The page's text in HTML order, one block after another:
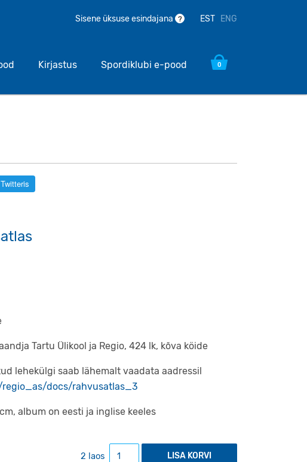
Sisene üksuse esindajana ? EST ENG
Kirjastus Spordiklubi e-pood 0
Tartu Ülikool ja Regio, 424 lk, kõva köide
lehekülgi saab lähemalt vaadata aadressil
docs/rahvusatlas_3
album on eesti ja inglise keeles
2 laos
Eesti rahvusatlas kogus
LISA KORVI